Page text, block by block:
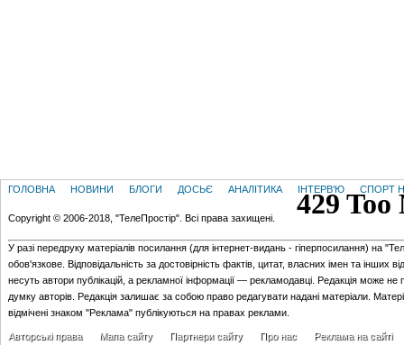
ГОЛОВНА НОВИНИ БЛОГИ ДОСЬЄ АНАЛІТИКА ІНТЕРВ'Ю СПОРТ
Copyright © 2006-2018, "ТелеПростір". Всі права захищені.
У разі передруку матеріалів посилання (для iнтернет-видань - гiперпосилання) на
обов'язкове. Відповідальність за достовірність фактів, цитат, власних імен та інших
несуть автори публікацій, а рекламної інформації — рекламодавці. Редакція може не
думку авторів. Редакція залишає за собою право редагувати надані матеріали.
відмічені знаком "Реклама" публікуються на правах реклами.
Авторські права Мапа сайту Партнери сайту Про нас Реклама на сайті